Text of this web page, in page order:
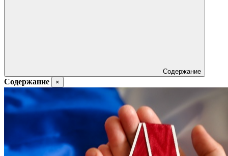
Содержание
Содержание ×